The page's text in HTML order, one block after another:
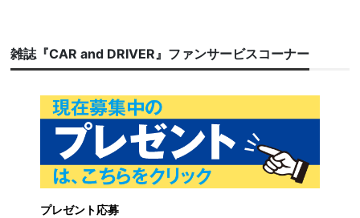
雑誌『CAR and DRIVER』ファンサービスコーナー
プレゼント応募